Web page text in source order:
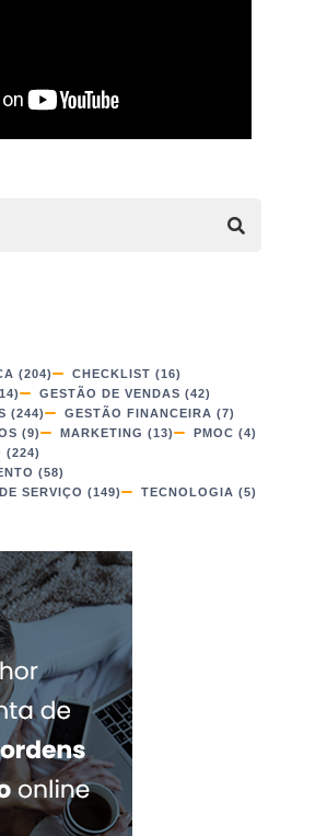
(204) CHECKLIST (16)
GESTÃO DE VENDAS (42)
(244) GESTÃO FINANCEIRA (7)
(9) MARKETING (13) PMOC (4)
(224)
(58)
SERVIÇO (149) TECNOLOGIA (5)